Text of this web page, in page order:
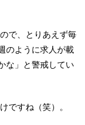
で、とりあえず毎
のように求人が載
な」と警戒してい
ですね（笑）。